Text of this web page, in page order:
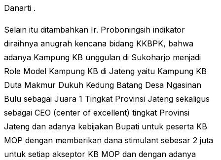
Danarti .
Selain itu ditambahkan Ir. Proboningsih indikator
diraihnya anugrah kencana bidang KKBPK, bahwa
adanya Kampung KB unggulan di Sukoharjo menjadi
Role Model Kampung KB di Jateng yaitu Kampung KB
Duta Makmur Dukuh Kedung Batang Desa Ngasinan
Bulu sebagai Juara 1 Tingkat Provinsi Jateng sekaligus
sebagai CEO (center of excellent) tingkat Provinsi
Jateng dan adanya kebijakan Bupati untuk peserta KB
MOP dengan memberikan dana stimulant sebesar 2 juta
untuk setiap akseptor KB MOP dan dengan adanya